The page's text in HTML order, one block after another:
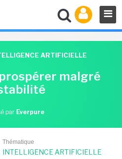
ARTIFICIELLE
malgré
par Everpure
Thématique
INTELLIGENCE ARTIFICIELLE